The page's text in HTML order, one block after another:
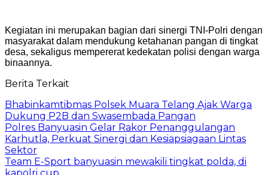
Kegiatan ini merupakan bagian dari sinergi TNI-Polri dengan
masyarakat dalam mendukung ketahanan pangan di tingkat
desa, sekaligus mempererat kedekatan polisi dengan warga
binaannya.
Berita Terkait
Bhabinkamtibmas Polsek Muara Telang Ajak Warga
Dukung P2B dan Swasembada Pangan
Polres Banyuasin Gelar Rakor Penanggulangan
Karhutla, Perkuat Sinergi dan Kesiapsiagaan Lintas
Sektor
Team E-Sport banyuasin mewakili tingkat polda, di